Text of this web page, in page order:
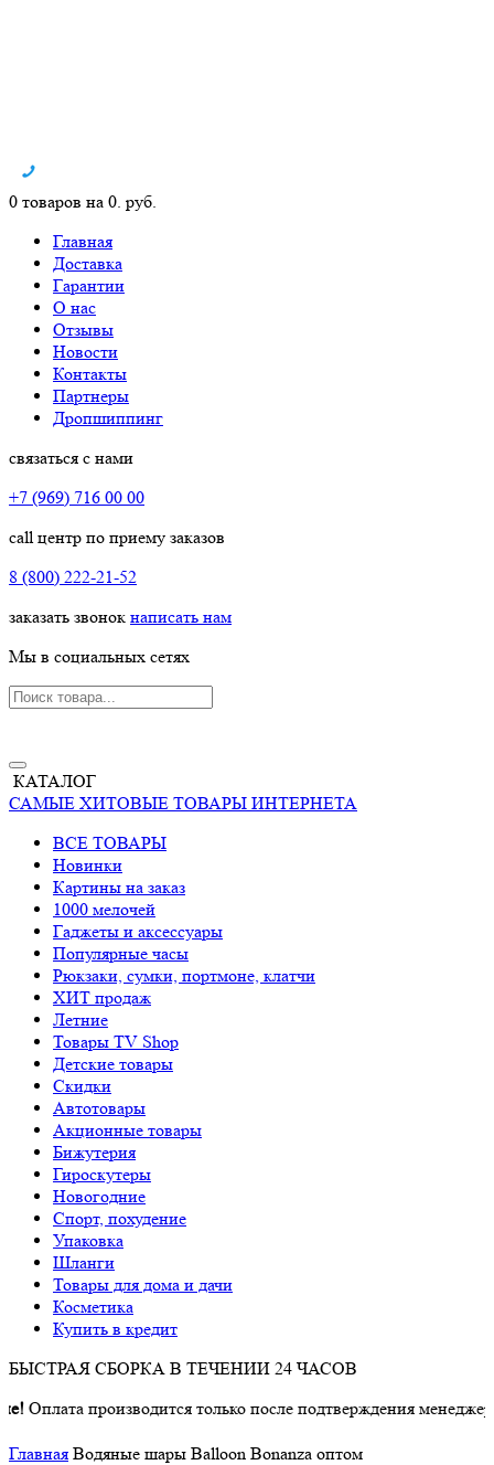
0 товаров на 0. руб.
Главная
Доставка
Гарантии
О нас
Отзывы
Новости
Контакты
Партнеры
Дропшиппинг
связаться с нами
+7 (969) 716 00 00
call центр по приему заказов
8 (800) 222-21-52
заказать звонок написать нам
Мы в социальных сетях
КАТАЛОГ
САМЫЕ ХИТОВЫЕ ТОВАРЫ ИНТЕРНЕТА
ВСЕ ТОВАРЫ
Новинки
Картины на заказ
1000 мелочей
Гаджеты и аксессуары
Популярные часы
Рюкзаки, сумки, портмоне, клатчи
ХИТ продаж
Летние
Товары TV Shop
Детские товары
Cкидки
Автотовары
Акционные товары
Бижутерия
Гироскутеры
Новогодние
Спорт, похудение
Упаковка
Шланги
Товары для дома и дачи
Косметика
Купить в кредит
БЫСТРАЯ СБОРКА В ТЕЧЕНИИ 24 ЧАСОВ
производится только после подтверждения менеджером о
Главная Водяные шары Balloon Bonanza оптом